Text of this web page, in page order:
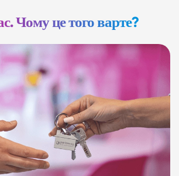
Чому це того варте?